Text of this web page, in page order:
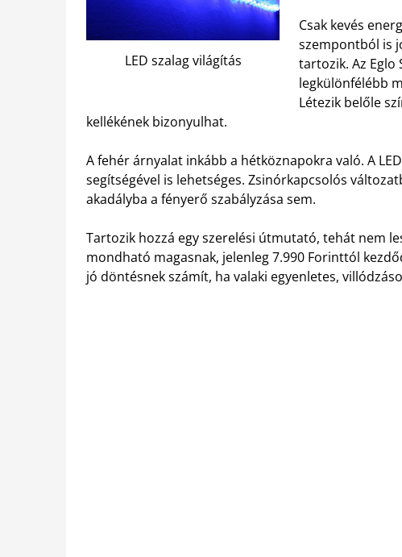
LED szalag világítás
Csak kevés
szempontból is
tartozik. Az Eglo
legkülönfélébb
Létezik belőle
kellékének bizonyulhat.
A fehér árnyalat inkább a hétköznapokra való. A
segítségével is lehetséges. Zsinórkapcsolós
akadályba a fényerő szabályzása sem.
Tartozik hozzá egy szerelési útmutató, tehát nem
mondható magasnak, jelenleg 7.990 Forinttól
jó döntésnek számít, ha valaki egyenletes,